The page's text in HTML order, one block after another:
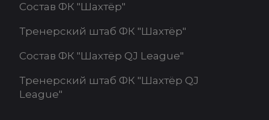
Состав ФК "Шахтёр"
Тренерский штаб ФК "Шахтёр"
Состав ФК "Шахтёр QJ League"
Тренерский штаб ФК "Шахтёр QJ
League"